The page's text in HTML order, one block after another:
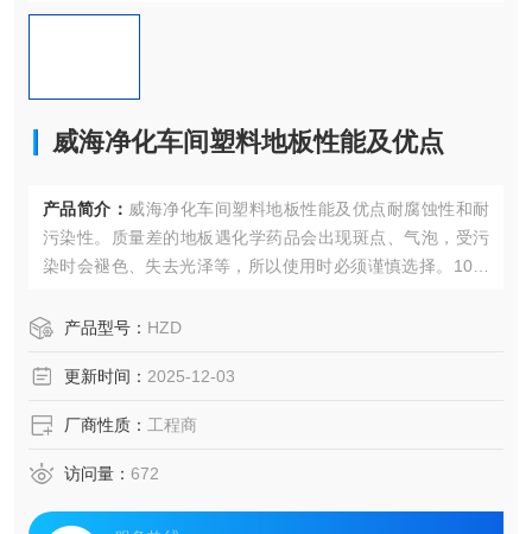
威海净化车间塑料地板性能及优点
产品简介： 威海净化车间塑料地板性能及优点耐腐蚀性和耐
污染性。质量差的地板遇化学药品会出现斑点、气泡，受污
染时会褪色、失去光泽等，所以使用时必须谨慎选择。10、
失光、变少、龟裂及破损等老化现象。耐久性*难用过一起测
产品型号： HZD
更新时间： 2025-12-03
厂商性质： 工程商
访问量： 672